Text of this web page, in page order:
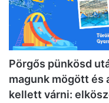
Pörgős pünkösd
magunk mögött és
kellett várni: